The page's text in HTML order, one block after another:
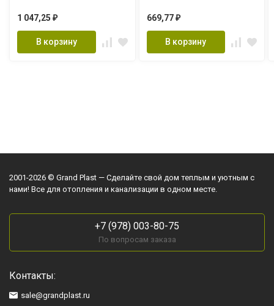
1 047,25 ₽
В корзину
кольцом (10005)
669,77 ₽
В корзину
2001-2026 © Grand Plast — Сделайте свой дом теплым и уютным с
нами! Все для отопления и канализации в одном месте.
+7 (978) 003-80-75
По вопросам заказа
Контакты:
sale@grandplast.ru